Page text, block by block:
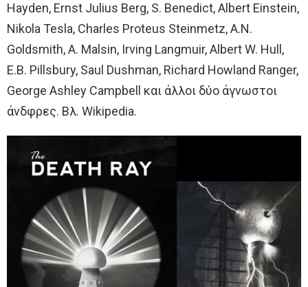
Hayden, Ernst Julius Berg, S. Benedict, Albert Einstein,
Nikola Tesla, Charles Proteus Steinmetz, A.N.
Goldsmith, A. Malsin, Irving Langmuir, Albert W. Hull,
E.B. Pillsbury, Saul Dushman, Richard Howland Ranger,
George Ashley Campbell και άλλοι δύο άγνωστοι
άνδφρες. Βλ. Wikipedia.